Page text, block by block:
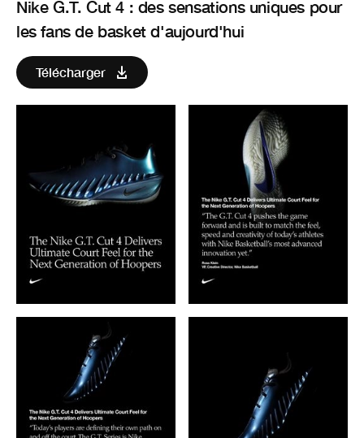
Nike G.T. Cut 4 : des sensations uniques pour
les fans de basket d'aujourd'hui
Télécharger